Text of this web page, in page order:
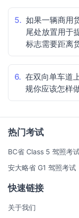
5. 如果一辆商用
尾处放置用于
标志需要距离
6. 在双向单车道
规你应该怎样
热门考试
BC省 Class 5 驾照考
安大略省 G1 驾照考试
快速链接
关于我们